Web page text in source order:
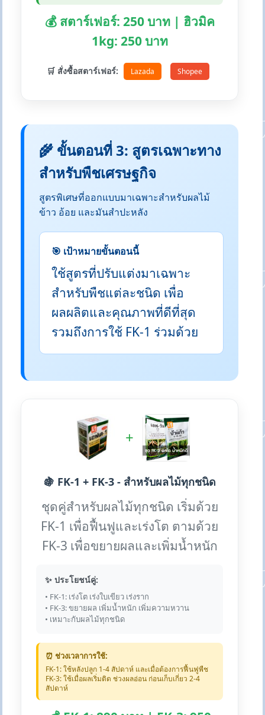
💰 สตาร์เฟอร์: 250 บาท | ฮิวมิค
1kg: 250 บาท
🛒 สั่งซื้อสตาร์เฟอร์: Lazada Shopee
🌾 ขั้นตอนที่ 3: สูตรเฉพาะทาง
สำหรับพืชเศรษฐกิจ
สูตรพิเศษที่ออกแบบมาเฉพาะสำหรับผลไม้
ข้าว อ้อย และมันสำปะหลัง
🎯 เป้าหมายขั้นตอนนี้
ใช้สูตรที่ปรับแต่งมาเฉพาะ
สำหรับพืชแต่ละชนิด เพื่อ
ผลผลิตและคุณภาพที่ดีที่สุด
รวมถึงการใช้ FK-1 ร่วมด้วย
+
🍇 FK-1 + FK-3 - สำหรับผลไม้ทุกชนิด
ชุดคู่สำหรับผลไม้ทุกชนิด เริ่มด้วย
FK-1 เพื่อฟื้นฟูและเร่งโต ตามด้วย
FK-3 เพื่อขยายผลและเพิ่มน้ำหนัก
✨ ประโยชน์คู่:
• FK-1: เร่งโต เร่งใบเขียว เร่งราก
• FK-3: ขยายผล เพิ่มน้ำหนัก เพิ่มความหวาน
• เหมาะกับผลไม้ทุกชนิด
⏰ ช่วงเวลาการใช้:
FK-1: ใช้หลังปลูก 1-4 สัปดาห์ และเมื่อต้องการฟื้นฟูพืช
FK-3: ใช้เมื่อผลเริ่มติด ช่วงผลอ่อน ก่อนเก็บเกี่ยว 2-4
สัปดาห์